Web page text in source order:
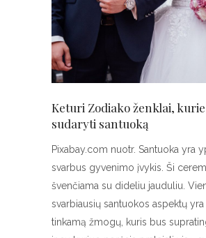
Keturi Zodiako ženklai,
sudaryti santuoką
Pixabay.com nuotr. Santuoka yra
svarbus gyvenimo įvykis. Ši
švenčiama su dideliu jauduliu.
svarbiausių santuokos aspektų yra
tinkamą žmogų, kuris bus